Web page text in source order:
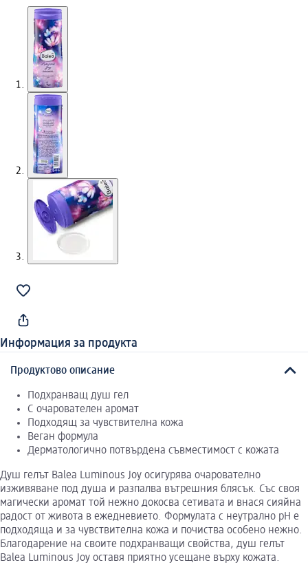
Информация за продукта
Продуктово описание
Подхранващ душ гел
С очарователен аромат
Подходящ за чувствителна кожа
Веган формула
Дерматологично потвърдена съвместимост с кожата
Душ гелът Balea Luminous Joy осигурява очарователно
изживяване под душа и разпалва вътрешния блясък. Със своя
магически аромат той нежно докосва сетивата и внася сияйна
радост от живота в ежедневието. Формулата с неутрално рН е
подходяща и за чувствителна кожа и почиства особено нежно.
Благодарение на своите подхранващи свойства, душ гелът
Balea Luminous Joy оставя приятно усещане върху кожата.